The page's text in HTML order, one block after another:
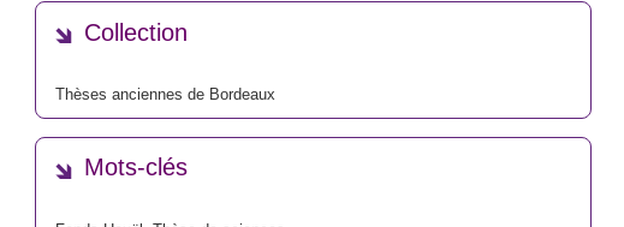
Collection
Thèses anciennes de Bordeaux
Mots-clés